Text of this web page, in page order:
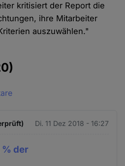
kritisiert der Report die
ihre Mitarbeiter
auszuwählen."
Di. 11 Dez 2018 - 16:27
der